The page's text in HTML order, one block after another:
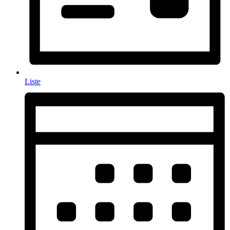
Liste